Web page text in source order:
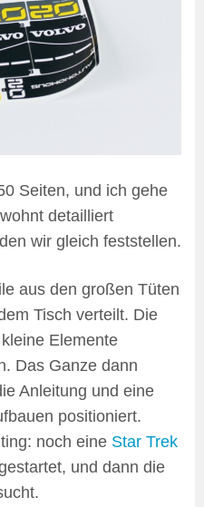
Seiten, und ich gehe
detailliert
wir gleich feststellen.
aus den großen Tüten
Tisch verteilt. Die
Elemente
Das Ganze dann
Anleitung und eine
positioniert.
noch eine Star Trek
und dann die